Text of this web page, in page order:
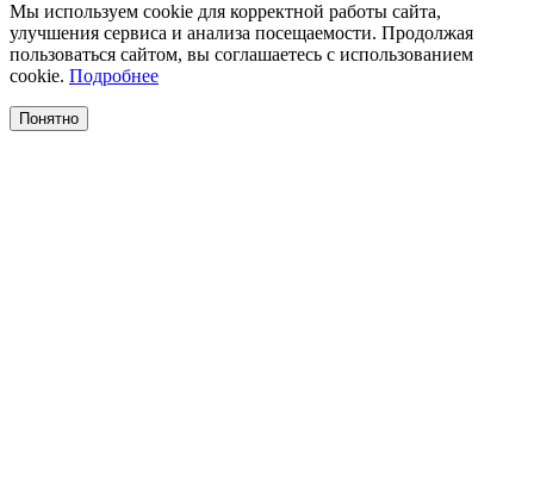
Мы используем cookie для корректной работы сайта,
улучшения сервиса и анализа посещаемости. Продолжая
пользоваться сайтом, вы соглашаетесь с использованием
cookie. Подробнее
Понятно